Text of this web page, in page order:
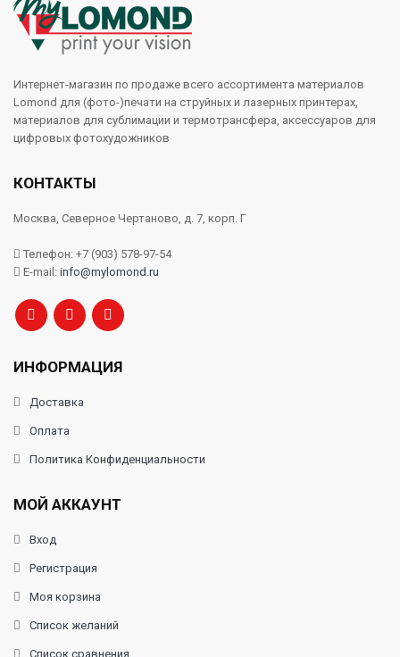
Интернет-магазин по продаже всего ассортимента материалов
Lomond для (фото-)печати на струйных и лазерных принтерах,
материалов для сублимации и термотрансфера, аксессуаров для
цифровых фотохудожников
КОНТАКТЫ
Москва, Северное Чертаново, д. 7, корп. Г
Телефон: +7 (903) 578-97-54
E-mail: info@mylomond.ru
ИНФОРМАЦИЯ
Доставка
Оплата
Политика Конфиденциальности
МОЙ АККАУНТ
Вход
Регистрация
Моя корзина
Список желаний
Список сравнения